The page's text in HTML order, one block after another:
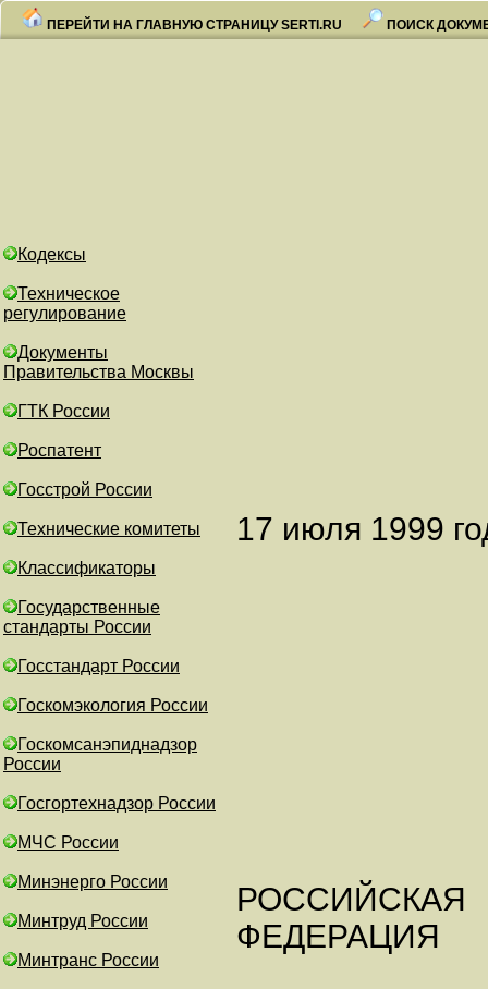
ПЕРЕЙТИ НА ГЛАВНУЮ СТРАНИЦУ SERTI.RU ПОИСК
Кодексы
Техническое
регулирование
Документы
Правительства Москвы
ГТК России
Роспатент
Госстрой России
Технические комитеты
Классификаторы
Государственные
стандарты России
Госстандарт России
Госкомэкология России
Госкомсанэпиднадзор
России
Госгортехнадзор России
МЧС России
Минэнерго России
Минтруд России
Минтранс России
17 июля 1999
РОССИЙСКАЯ
ФЕДЕРАЦИЯ